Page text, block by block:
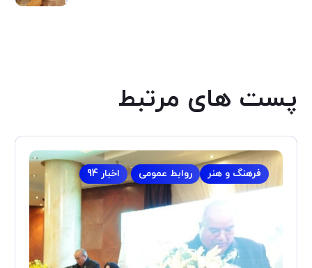
پست های مرتبط
اخبار 94 روابط عمومی فرهنگ و هنر